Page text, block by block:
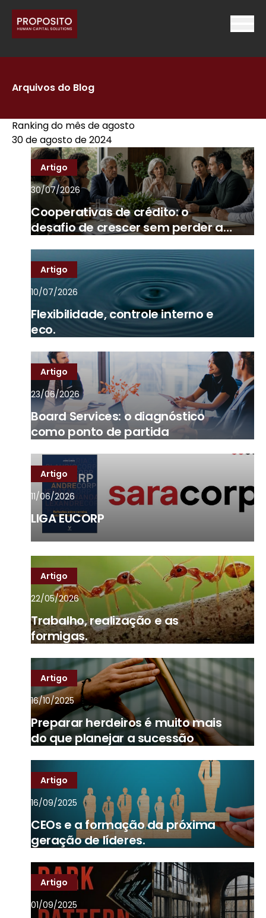
Arquivos do Blog
Ranking do mês de agosto
30 de agosto de 2024
Artigo
30/07/2026
Cooperativas de crédito: o
desafio de crescer sem perder a
Artigo
10/07/2026
Flexibilidade, controle interno e
eco.
Artigo
23/06/2026
Board Services: o diagnóstico
como ponto de partida
Artigo
11/06/2026
LIGA EUCORP
Artigo
22/05/2026
Trabalho, realização e as
formigas.
Artigo
16/10/2025
Preparar herdeiros é muito mais
do que planejar a sucessão
Artigo
16/09/2025
CEOs e a formação da próxima
geração de líderes.
Artigo
01/09/2025